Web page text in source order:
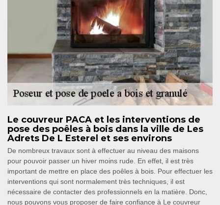
Le couvreur PACA et les interventions de
pose des poêles à bois dans la ville de Les
Adrets De L Esterel et ses environs
De nombreux travaux sont à effectuer au niveau des maisons
pour pouvoir passer un hiver moins rude. En effet, il est très
important de mettre en place des poêles à bois. Pour effectuer les
interventions qui sont normalement très techniques, il est
nécessaire de contacter des professionnels en la matière. Donc,
nous pouvons vous proposer de faire confiance à Le couvreur